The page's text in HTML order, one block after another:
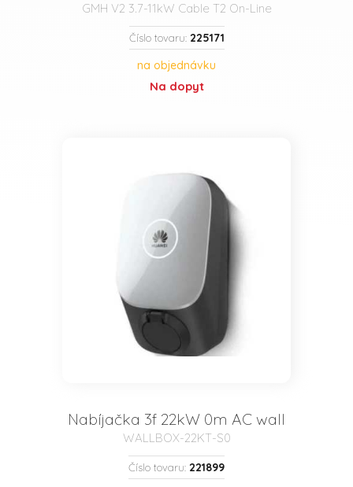
GMH V2 3.7-11kW Cable T2 On-Line
Číslo tovaru: 225171
na objednávku
Na dopyt
Nabíjačka 3f 22kW 0m AC wall
WALLBOX-22KT-S0
Číslo tovaru: 221899